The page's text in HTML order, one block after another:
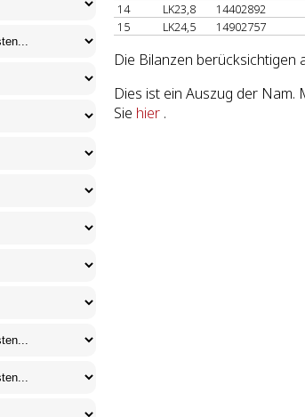
14
LK23,8 14402892
15
LK24,5 14902757
Die Bilanzen berücksichtigen
Dies ist ein Auszug der Nam.
Sie hier .